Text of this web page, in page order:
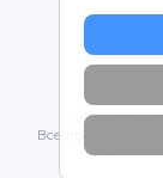
2012-2026
Все права
только с